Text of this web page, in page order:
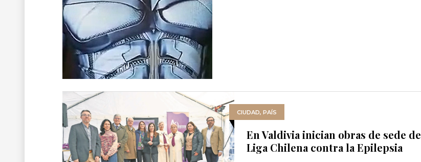
CIUDAD, PAÍS
En Valdivia inician obras de sede de
Liga Chilena contra la Epilepsia